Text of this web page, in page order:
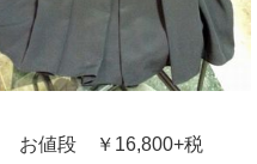
段 ￥16,800+税